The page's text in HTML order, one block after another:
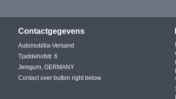
Contactgegevens
Automobilia-Versand
Tjaddehofstr. 6
Jemgum, GERMANY
Contact over button right below